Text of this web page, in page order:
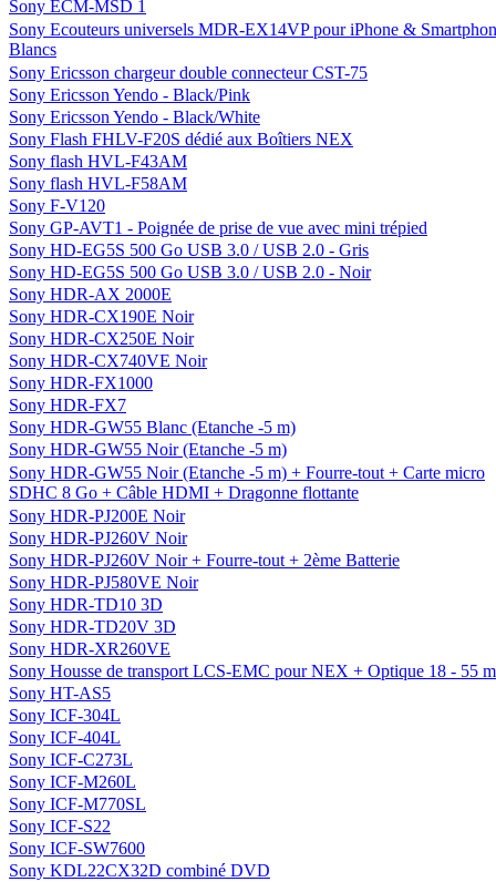
Sony ECM-MSD 1
Sony Ecouteurs universels MDR-EX14VP pour iPhone &
Blancs
Sony Ericsson chargeur double connecteur CST-75
Sony Ericsson Yendo - Black/Pink
Sony Ericsson Yendo - Black/White
Sony Flash FHLV-F20S dédié aux Boîtiers NEX
Sony flash HVL-F43AM
Sony flash HVL-F58AM
Sony F-V120
Sony GP-AVT1 - Poignée de prise de vue avec mini trépied
Sony HD-EG5S 500 Go USB 3.0 / USB 2.0 - Gris
Sony HD-EG5S 500 Go USB 3.0 / USB 2.0 - Noir
Sony HDR-AX 2000E
Sony HDR-CX190E Noir
Sony HDR-CX250E Noir
Sony HDR-CX740VE Noir
Sony HDR-FX1000
Sony HDR-FX7
Sony HDR-GW55 Blanc (Etanche -5 m)
Sony HDR-GW55 Noir (Etanche -5 m)
Sony HDR-GW55 Noir (Etanche -5 m) + Fourre-tout + Carte micro
SDHC 8 Go + Câble HDMI + Dragonne flottante
Sony HDR-PJ200E Noir
Sony HDR-PJ260V Noir
Sony HDR-PJ260V Noir + Fourre-tout + 2ème Batterie
Sony HDR-PJ580VE Noir
Sony HDR-TD10 3D
Sony HDR-TD20V 3D
Sony HDR-XR260VE
Sony Housse de transport LCS-EMC pour NEX + Optique 18 - 55
Sony HT-AS5
Sony ICF-304L
Sony ICF-404L
Sony ICF-C273L
Sony ICF-M260L
Sony ICF-M770SL
Sony ICF-S22
Sony ICF-SW7600
Sony KDL22CX32D combiné DVD